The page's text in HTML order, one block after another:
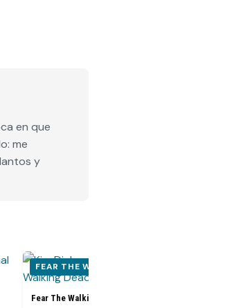
en que
me
y
FEAR THE WALKING DEAD
Fear The Walking Dead 8x10: Promo, fotos y sinopsis